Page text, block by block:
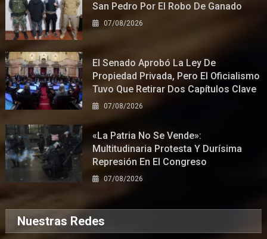
San Pedro Por El Robo De Ganado
07/08/2026
El Senado Aprobó La Ley De
Propiedad Privada, Pero El Oficialismo
Tuvo Que Retirar Dos Capítulos Clave
07/08/2026
«La Patria No Se Vende»:
Multitudinaria Protesta Y Durísima
Represión En El Congreso
07/08/2026
Nuestras Redes